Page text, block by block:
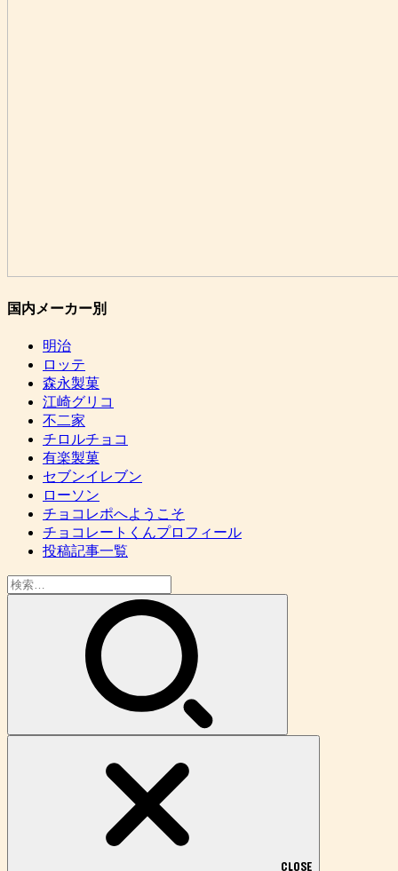
国内メーカー別
明治
ロッテ
森永製菓
江崎グリコ
不二家
チロルチョコ
有楽製菓
セブンイレブン
ローソン
チョコレポへようこそ
チョコレートくんプロフィール
投稿記事一覧
検
索:
CLOSE